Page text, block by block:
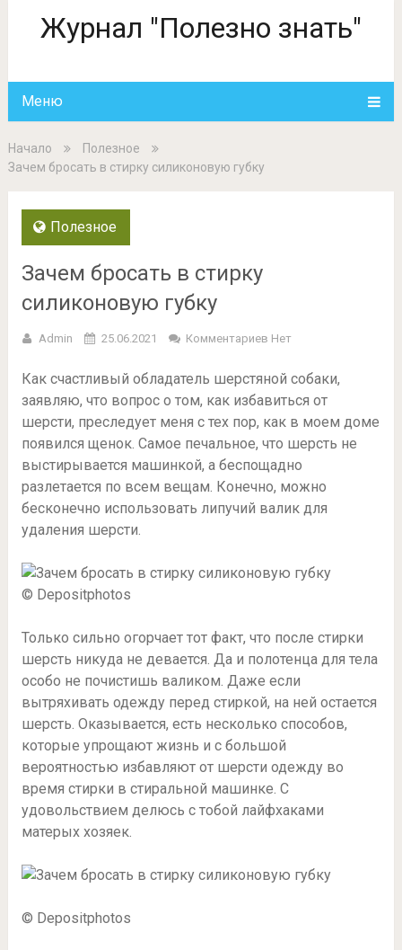
Журнал "Полезно знать"
Меню
Начало
Полезное
Зачем бросать в стирку силиконовую губку
Полезное
Зачем бросать в стирку
силиконовую губку
Admin 25.06.2021 Комментариев Нет
Как счастливый обладатель шерстяной собаки,
заявляю, что вопрос о том, как избавиться от
шерсти, преследует меня с тех пор, как в моем доме
появился щенок. Самое печальное, что шерсть не
выстирывается машинкой, а беспощадно
разлетается по всем вещам. Конечно, можно
бесконечно использовать липучий валик для
удаления шерсти.
© Depositphotos
Только сильно огорчает тот факт, что после стирки
шерсть никуда не девается. Да и полотенца для тела
особо не почистишь валиком. Даже если
вытряхивать одежду перед стиркой, на ней остается
шерсть. Оказывается, есть несколько способов,
которые упрощают жизнь и с большой
вероятностью избавляют от шерсти одежду во
время стирки в стиральной машинке. С
удовольствием делюсь с тобой лайфхаками
матерых хозяек.
© Depositphotos